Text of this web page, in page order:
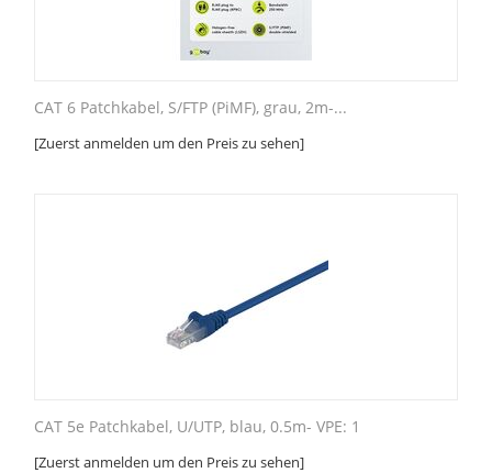
CAT 6 Patchkabel, S/FTP (PiMF), grau, 2m-...
[Zuerst anmelden um den Preis zu sehen]
CAT 5e Patchkabel, U/UTP, blau, 0.5m- VPE: 1
[Zuerst anmelden um den Preis zu sehen]